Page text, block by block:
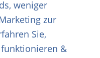
weniger
zur
Sie,
&